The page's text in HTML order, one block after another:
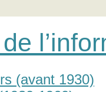
(avant 1930)